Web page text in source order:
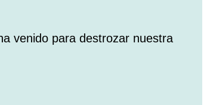
venido para destrozar nuestra